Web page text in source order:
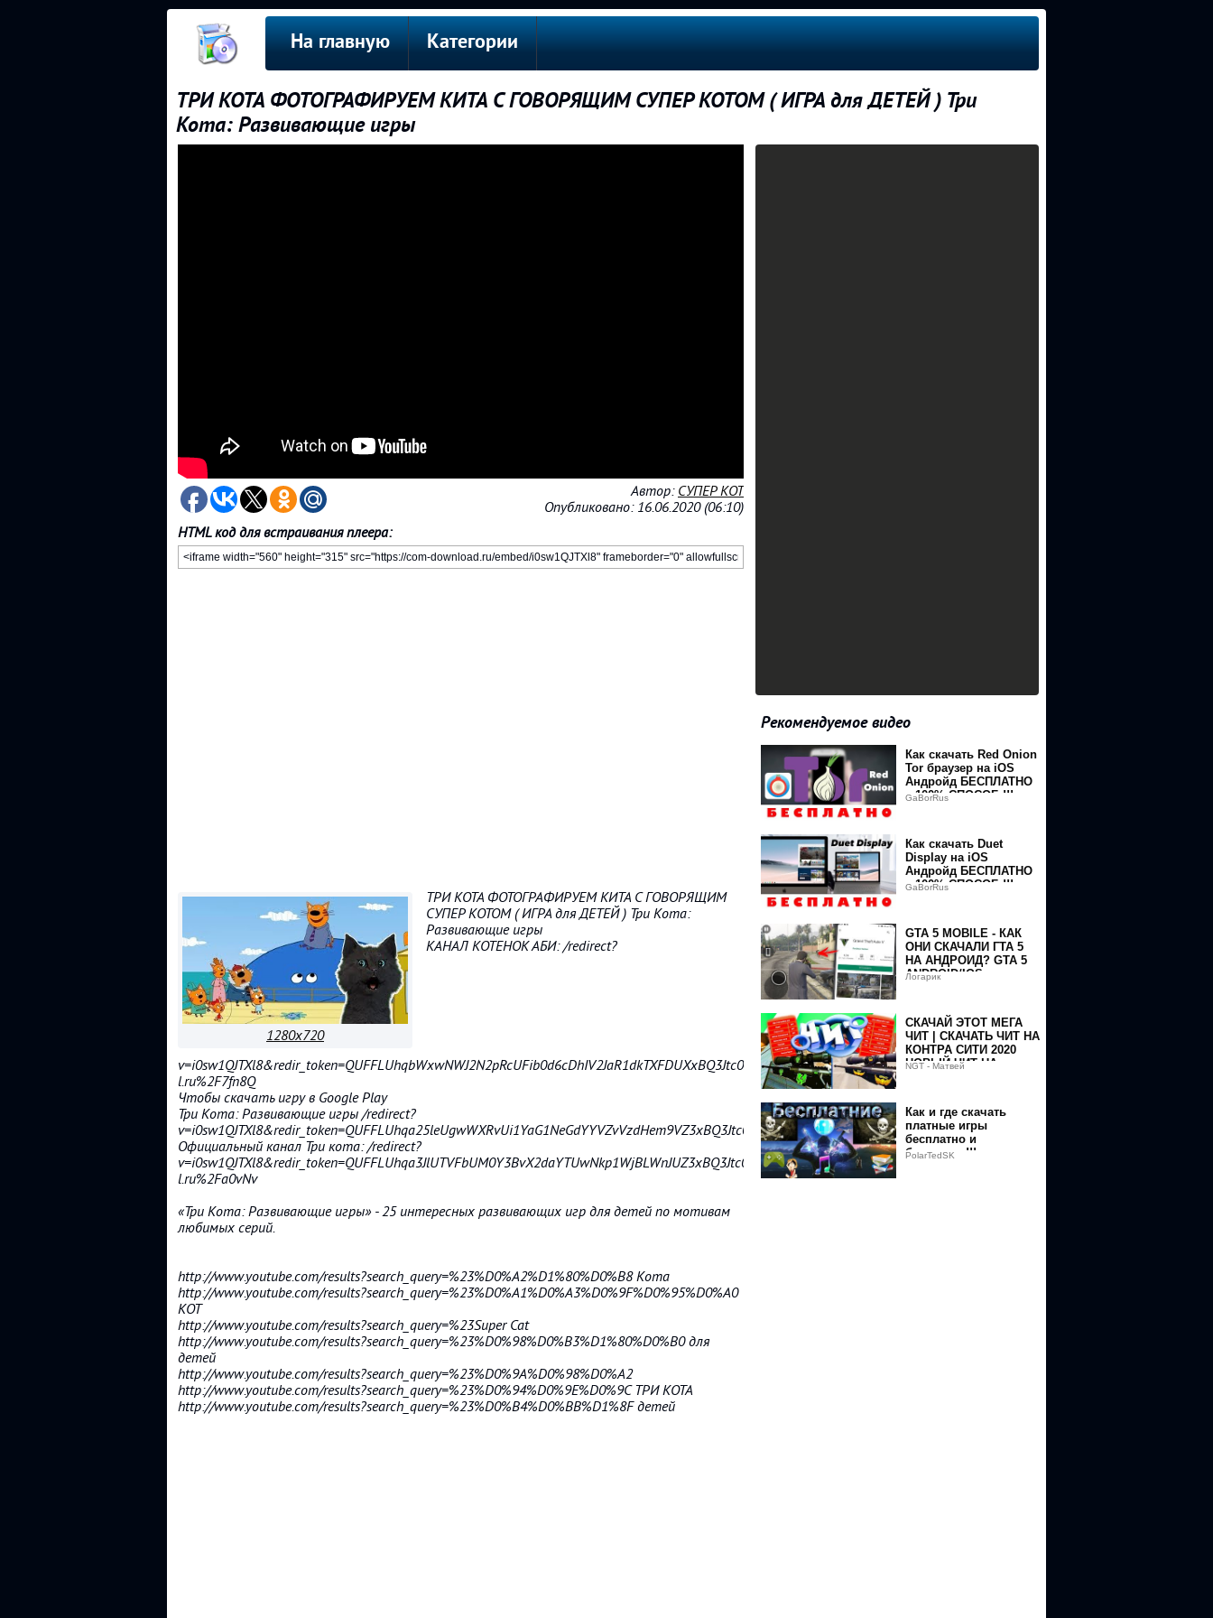
На главную Категории
ТРИ КОТА ФОТОГРАФИРУЕМ КИТА С ГОВОРЯЩИМ СУПЕР КОТОМ ( ИГРА для ДЕТЕЙ ) Три
Кота: Развивающие игры
Автор: СУПЕР КОТ
Опубликовано: 16.06.2020 (06:10)
HTML код для встраивания плеера:
1280x720
ТРИ КОТА ФОТОГРАФИРУЕМ КИТА С ГОВОРЯЩИМ
СУПЕР КОТОМ ( ИГРА для ДЕТЕЙ ) Три Кота:
Развивающие игры
КАНАЛ КОТЕНОК АБИ: /redirect?
l.ru%2F7fn8Q
Чтобы скачать игру в Google Play
Три Кота: Развивающие игры /redirect?
Официальный канал Три кота: /redirect?
l.ru%2Fa0vNv
«Три Кота: Развивающие игры» - 25 интересных развивающих игр для детей по мотивам
любимых серий.
http://www.youtube.com/results?search_query=%23%D0%A2%D1%80%D0%B8 Кота
http://www.youtube.com/results?search_query=%23%D0%A1%D0%A3%D0%9F%D0%95%D0%A0
КОТ
http://www.youtube.com/results?search_query=%23Super Cat
http://www.youtube.com/results?search_query=%23%D0%98%D0%B3%D1%80%D0%B0 для
детей
http://www.youtube.com/results?search_query=%23%D0%9A%D0%98%D0%A2
http://www.youtube.com/results?search_query=%23%D0%94%D0%9E%D0%9C ТРИ КОТА
http://www.youtube.com/results?search_query=%23%D0%B4%D0%BB%D1%8F детей
Рекомендуемое видео
Как скачать Red Onion
Tor браузер на iOS
Андройд БЕСПЛАТНО
– 100% СПОСОБ !!!
GaBorRus
Как скачать Duet
Display на iOS
Андройд БЕСПЛАТНО
– 100% СПОСОБ !!!
GaBorRus
GTA 5 MOBILE - КАК
ОНИ СКАЧАЛИ ГТА 5
НА АНДРОИД? GTA 5
ANDROID/IOS
Логарик
СКАЧАЙ ЭТОТ МЕГА
ЧИТ | СКАЧАТЬ ЧИТ НА
КОНТРА СИТИ 2020
НОВЫЙ ЧИТ НА
NGT - Матвей
Как и где скачать
платные игры
бесплатно и
безопасно!!!
PolarTedSK